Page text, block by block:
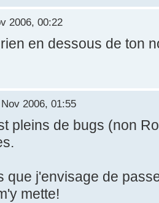
2006, 00:22
en dessous de ton
2006, 01:55
pleins de bugs (non
que j'envisage de
mette!